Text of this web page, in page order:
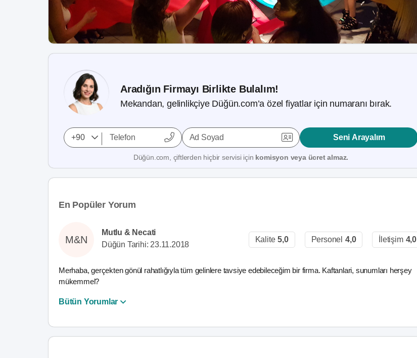
Aradığın Firmayı Birlikte Bulalım!
Mekandan, gelinlikçiye Düğün.com’a özel fiyatlar için numaranı bırak.
Ad Soyad Seni Arayalım
Düğün.com, çiftlerden hiçbir servisi için komisyon veya ücret almaz.
En Popüler Yorum
M&N
Mutlu & Necati
Düğün Tarihi: 23.11.2018
Kalite 5,0 Personel 4,0 İletişim 4,0
Merhaba, gerçekten gönül rahatlığıyla tüm gelinlere tavsiye edebileceğim bir firma. Kaftanlari, sunumları herşey
mükemmel?
Bütün Yorumlar